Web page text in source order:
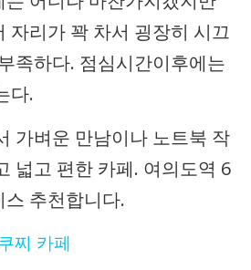
자리가 꽉 차서 굉장히 시끄
족하다. 점심시간이후에는
다.
가벼운 만남이나 노트북 작
넓고 편한 카페. 여의도역 6
추천합니다.
찌 카페